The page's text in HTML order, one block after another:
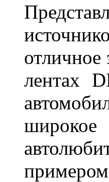
отличное
лентах
широкое
примером